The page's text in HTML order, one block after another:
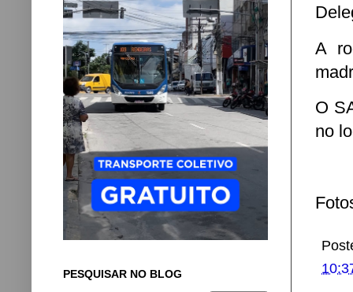
A
O
no
PESQUISAR NO BLOG